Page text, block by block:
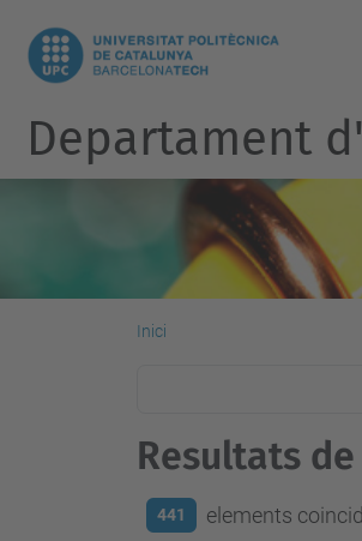
Departament
Inici
Resultats
441 elements